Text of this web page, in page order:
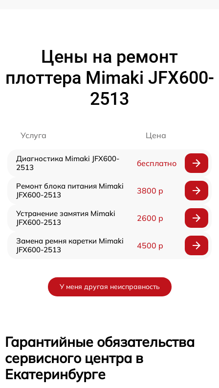
Цены на ремонт
плоттера Mimaki JFX600-
2513
Услуга Цена
Диагностика Mimaki JFX600-
2513
бесплатно
Ремонт блока питания Mimaki
JFX600-2513
3800 р
Устранение замятия Mimaki
JFX600-2513
2600 р
Замена ремня каретки Mimaki
JFX600-2513
4500 р
У меня другая неисправность
Гарантийные обязательства
сервисного центра в
Екатеринбурге